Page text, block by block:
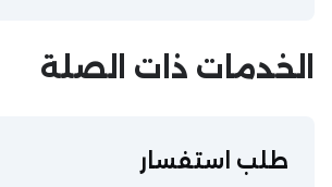
الخدمات ذات الصلة
طلب استفسار